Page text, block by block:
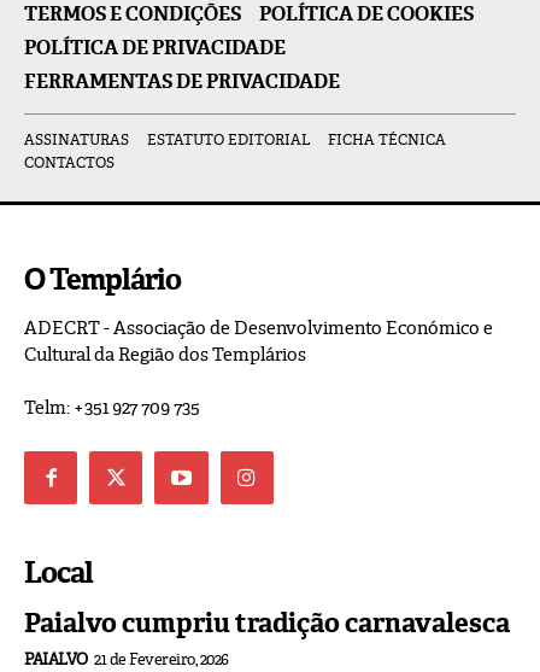
TERMOS E CONDIÇÕES
POLÍTICA DE COOKIES
POLÍTICA DE PRIVACIDADE
FERRAMENTAS DE PRIVACIDADE
ASSINATURAS ESTATUTO EDITORIAL
FICHA TÉCNICA
CONTACTOS
O Templário
ADECRT - Associação de Desenvolvimento Económico e
Cultural da Região dos Templários
Telm: +351 927 709 735
Local
Paialvo cumpriu tradição carnavalesca
PAIALVO 21 de Fevereiro, 2026